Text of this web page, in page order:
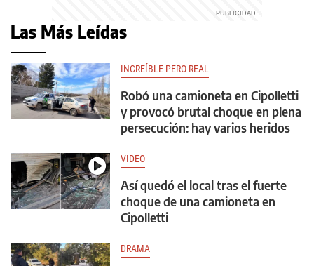
Las Más Leídas
INCREÍBLE PERO REAL
Robó una camioneta en Cipolletti
y provocó brutal choque en plena
persecución: hay varios heridos
VIDEO
Así quedó el local tras el fuerte
choque de una camioneta en
Cipolletti
DRAMA